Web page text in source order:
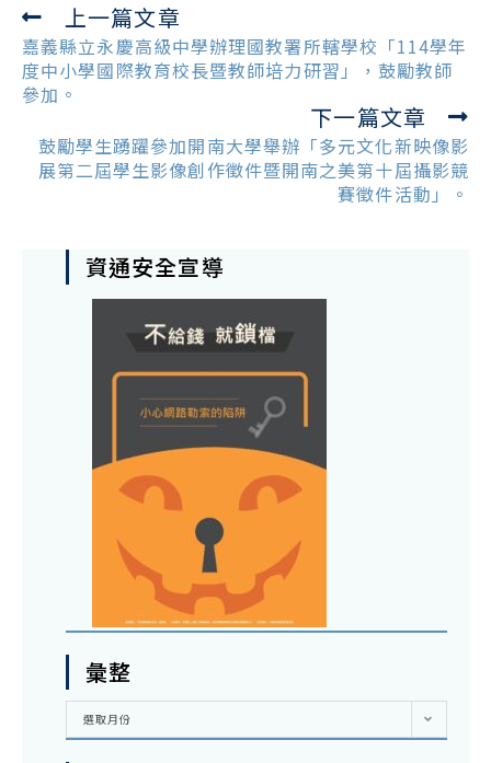
Read
more
articles
上一篇文章
嘉義縣立永慶高級中學辦理國教署所轄學校「114學年
度中小學國際教育校長暨教師培力研習」，鼓勵教師
參加。
下一篇文章
鼓勵學生踴躍參加開南大學舉辦「多元文化新映像影
展第二屆學生影像創作徵件暨開南之美第十屆攝影競
賽徵件活動」。
資通安全宣導
彙整
彙
選取月份